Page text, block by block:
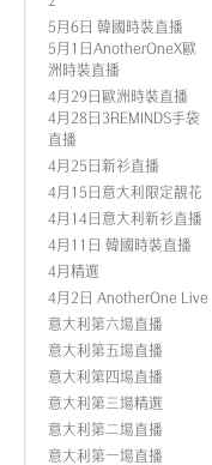
5月6日 韓國時裝直播
5月1日AnotherOneX歐
洲時裝直播
4月29日歐洲時裝直播
4月28日3REMINDS手袋
直播
4月25日新衫直播
4月15日意大利限定靚花
4月14日意大利新衫直播
4月11日 韓國時裝直播
4月精選
4月2日 AnotherOne Live
意大利第六場直播
意大利第五場直播
意大利第四場直播
意大利第三場精選
意大利第二場直播
意大利第一場直播